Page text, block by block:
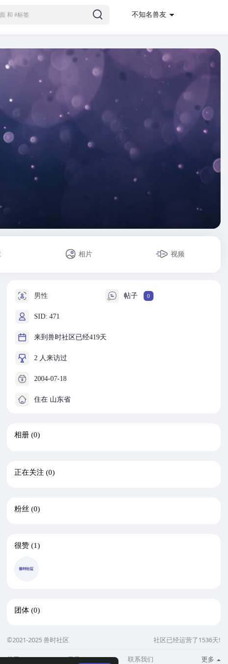
不知名兽友
相片 视频
男性 帖子 0
SID: 471
来到兽时社区已经419天
2 人来访过
2004-07-18
住在 山东省
相册 (0)
正在关注 (0)
粉丝 (0)
很赞 (1)
团体 (0)
©2021-2025 兽时社区 社区已经运营了1536天!
关于 目录 联系我们 更多